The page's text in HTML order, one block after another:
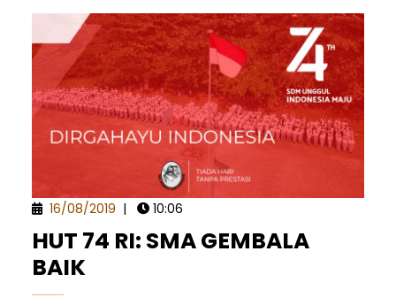
16/08/2019 | 10:06
HUT 74 RI: SMA GEMBALA
BAIK